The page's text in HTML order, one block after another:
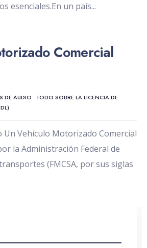
esenciales.En un país...
Comercial
DE AUDIO • TODO SOBRE LA LICENCIA DE
Un Vehículo Motorizado Comercial
la Administración Federal de
(FMCSA, por sus siglas